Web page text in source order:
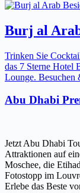
Burj al
Trinken Sie
das 7 Sterne Hotel
Lounge. Besuchen
Abu Dhabi
Jetzt Abu Dhabi
Attraktionen auf
Moschee, die
Fotostopp im
Erlebe das Beste